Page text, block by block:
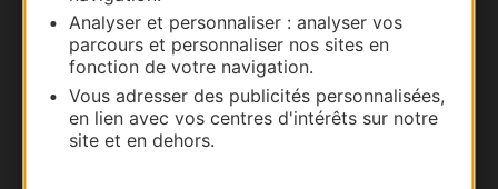
Analyser et personnaliser : analyser vos
parcours et personnaliser nos sites en
fonction de votre navigation.
Vous adresser des publicités personnalisées,
en lien avec vos centres d'intérêts sur notre
site et en dehors.